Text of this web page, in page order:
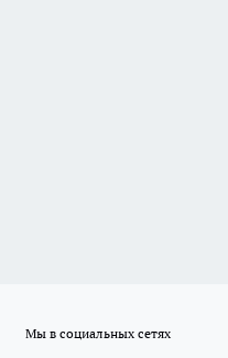
Мы в социальных сетях